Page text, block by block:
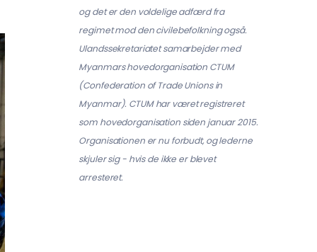
og det er den voldelige adfærd fra
regimet mod den civilebefolkning også.
Ulandssekretariatet samarbejder med
Myanmars hovedorganisation CTUM
(Confederation of Trade Unions in
Myanmar). CTUM har været registreret
som hovedorganisation siden januar 2015.
Organisationen er nu forbudt, og lederne
skjuler sig - hvis de ikke er blevet
arresteret.